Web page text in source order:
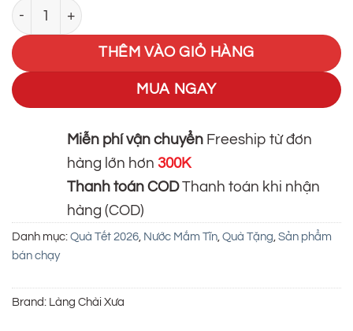
700.000₫.là:
400.000₫.
[Tặng Sốt Muối Chấm] HỘP 02 Chai Nước Mắm Tôm
THÊM VÀO GIỎ HÀNG
MUA NGAY
Miễn phí vận chuyểnFreeship từ đơn
hàng lớn hơn 300K
Thanh toán CODThanh toán khi nhận
hàng (COD)
Danh mục:Quà Tết 2026 Nước Mắm Tĩn Quà Tặng Sản phẩm
bán chạy
Brand: Làng Chài Xưa